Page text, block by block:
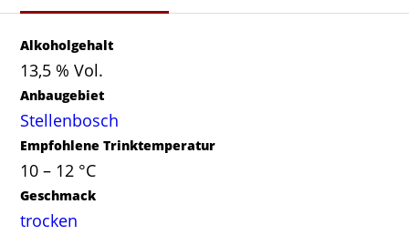
Alkoholgehalt
13,5 % Vol.
Anbaugebiet
Stellenbosch
Empfohlene Trinktemperatur
10 – 12 °C
Geschmack
trocken